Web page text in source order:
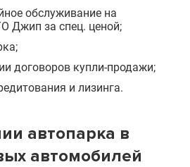
обслуживание на
Джип за спец. ценой;
договоров купли-продажи;
и лизинга.
автопарка в
автомобилей